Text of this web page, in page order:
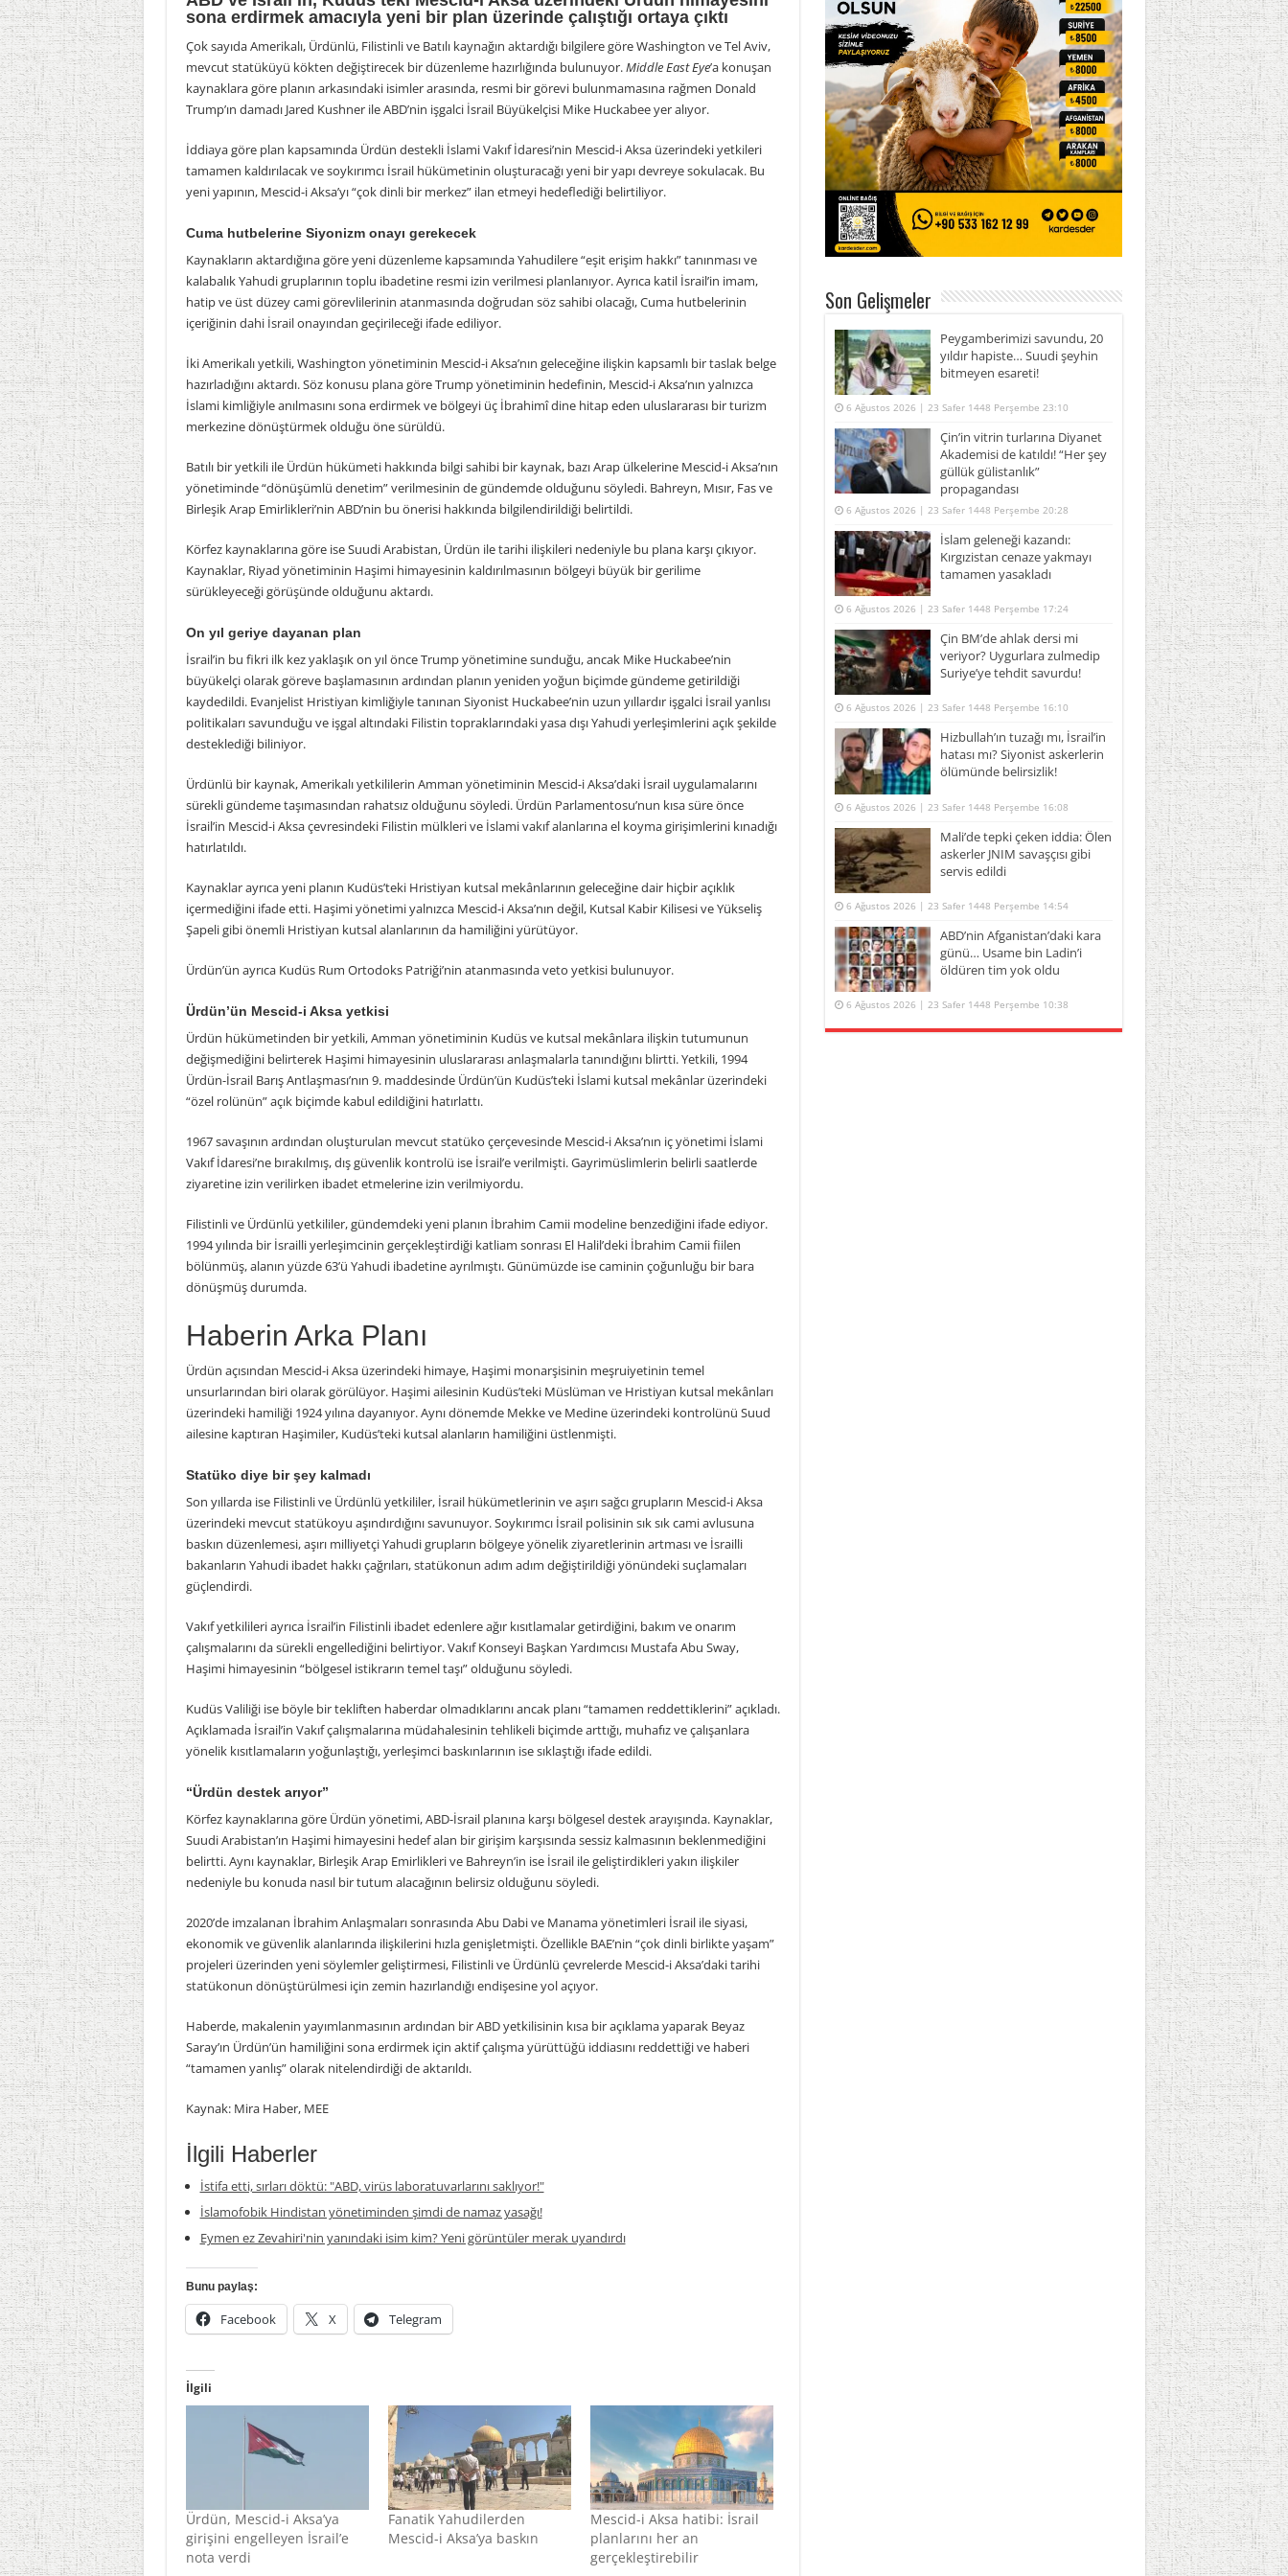
sona erdirmek amacıyla yeni bir plan üzerinde çalıştığı ortaya çıktı
Çok sayıda Amerikalı, Ürdünlü, Filistinli ve Batılı kaynağın aktardığı bilgilere göre Washington ve Tel Aviv,
mevcut statüküyü kökten değiştirecek bir düzenleme hazırlığında bulunuyor.Middle East Eye’a konuşan
kaynaklara göre planın arkasındaki isimler arasında, resmi bir görevi bulunmamasına rağmen Donald
Trump’ın damadı Jared Kushner ile ABD’nin işgalci İsrail Büyükelçisi Mike Huckabee yer alıyor.
İddiaya göre plan kapsamında Ürdün destekli İslami Vakıf İdaresi’nin Mescid-i Aksa üzerindeki yetkileri
tamamen kaldırılacak ve soykırımcı İsrail hükümetinin oluşturacağı yeni bir yapı devreye sokulacak. Bu
yeni yapının, Mescid-i Aksa’yı “çok dinli bir merkez” ilan etmeyi hedeflediği belirtiliyor.
Cuma hutbelerine Siyonizm onayı gerekecek
Kaynakların aktardığına göre yeni düzenleme kapsamında Yahudilere “eşit erişim hakkı” tanınması ve
kalabalık Yahudi gruplarının toplu ibadetine resmi izin verilmesi planlanıyor. Ayrıca katil İsrail’in imam,
hatip ve üst düzey cami görevlilerinin atanmasında doğrudan söz sahibi olacağı, Cuma hutbelerinin
içeriğinin dahi İsrail onayından geçirileceği ifade ediliyor.
İki Amerikalı yetkili, Washington yönetiminin Mescid-i Aksa’nın geleceğine ilişkin kapsamlı bir taslak belge
hazırladığını aktardı. Söz konusu plana göre Trump yönetiminin hedefinin, Mescid-i Aksa’nın yalnızca
İslami kimliğiyle anılmasını sona erdirmek ve bölgeyi üç İbrahimî dine hitap eden uluslararası bir turizm
merkezine dönüştürmek olduğu öne sürüldü.
Batılı bir yetkili ile Ürdün hükümeti hakkında bilgi sahibi bir kaynak, bazı Arap ülkelerine Mescid-i Aksa’nın
yönetiminde “dönüşümlü denetim” verilmesinin de gündemde olduğunu söyledi. Bahreyn, Mısır, Fas ve
Birleşik Arap Emirlikleri’nin ABD’nin bu önerisi hakkında bilgilendirildiği belirtildi.
Körfez kaynaklarına göre ise Suudi Arabistan, Ürdün ile tarihi ilişkileri nedeniyle bu plana karşı çıkıyor.
Kaynaklar, Riyad yönetiminin Haşimi himayesinin kaldırılmasının bölgeyi büyük bir gerilime
sürükleyeceği görüşünde olduğunu aktardı.
On yıl geriye dayanan plan
İsrail’in bu fikri ilk kez yaklaşık on yıl önce Trump yönetimine sunduğu, ancak Mike Huckabee’nin
büyükelçi olarak göreve başlamasının ardından planın yeniden yoğun biçimde gündeme getirildiği
kaydedildi. Evanjelist Hristiyan kimliğiyle tanınan Siyonist Huckabee’nin uzun yıllardır işgalci İsrail yanlısı
politikaları savunduğu ve işgal altındaki Filistin topraklarındaki yasa dışı Yahudi yerleşimlerini açık şekilde
desteklediği biliniyor.
Ürdünlü bir kaynak, Amerikalı yetkililerin Amman yönetiminin Mescid-i Aksa’daki İsrail uygulamalarını
sürekli gündeme taşımasından rahatsız olduğunu söyledi. Ürdün Parlamentosu’nun kısa süre önce
İsrail’in Mescid-i Aksa çevresindeki Filistin mülkleri ve İslami vakıf alanlarına el koyma girişimlerini kınadığı
hatırlatıldı.
Kaynaklar ayrıca yeni planın Kudüs’teki Hristiyan kutsal mekânlarının geleceğine dair hiçbir açıklık
içermediğini ifade etti. Haşimi yönetimi yalnızca Mescid-i Aksa’nın değil, Kutsal Kabir Kilisesi ve Yükseliş
Şapeli gibi önemli Hristiyan kutsal alanlarının da hamiliğini yürütüyor.
Ürdün’ün ayrıca Kudüs Rum Ortodoks Patriği’nin atanmasında veto yetkisi bulunuyor.
Ürdün’ün Mescid-i Aksa yetkisi
Ürdün hükümetinden bir yetkili, Amman yönetiminin Kudüs ve kutsal mekânlara ilişkin tutumunun
değişmediğini belirterek Haşimi himayesinin uluslararası anlaşmalarla tanındığını blirtti. Yetkili, 1994
Ürdün-İsrail Barış Antlaşması’nın 9. maddesinde Ürdün’ün Kudüs’teki İslami kutsal mekânlar üzerindeki
“özel rolünün” açık biçimde kabul edildiğini hatırlattı.
1967 savaşının ardından oluşturulan mevcut statüko çerçevesinde Mescid-i Aksa’nın iç yönetimi İslami
Vakıf İdaresi’ne bırakılmış, dış güvenlik kontrolü ise İsrail’e verilmişti. Gayrimüslimlerin belirli saatlerde
ziyaretine izin verilirken ibadet etmelerine izin verilmiyordu.
Filistinli ve Ürdünlü yetkililer, gündemdeki yeni planın İbrahim Camii modeline benzediğini ifade ediyor.
1994 yılında bir İsrailli yerleşimcinin gerçekleştirdiği katliam sonrası El Halil’deki İbrahim Camii fiilen
bölünmüş, alanın yüzde 63’ü Yahudi ibadetine ayrılmıştı. Günümüzde ise caminin çoğunluğu bir bara
dönüşmüş durumda.
Haberin Arka Planı
Ürdün açısından Mescid-i Aksa üzerindeki himaye, Haşimi monarşisinin meşruiyetinin temel
unsurlarından biri olarak görülüyor. Haşimi ailesinin Kudüs’teki Müslüman ve Hristiyan kutsal mekânları
üzerindeki hamiliği 1924 yılına dayanıyor. Aynı dönemde Mekke ve Medine üzerindeki kontrolünü Suud
ailesine kaptıran Haşimiler, Kudüs’teki kutsal alanların hamiliğini üstlenmişti.
Statüko diye bir şey kalmadı
Son yıllarda ise Filistinli ve Ürdünlü yetkililer, İsrail hükümetlerinin ve aşırı sağcı grupların Mescid-i Aksa
üzerindeki mevcut statükoyu aşındırdığını savunuyor. Soykırımcı İsrail polisinin sık sık cami avlusuna
baskın düzenlemesi, aşırı milliyetçi Yahudi grupların bölgeye yönelik ziyaretlerinin artması ve İsrailli
bakanların Yahudi ibadet hakkı çağrıları, statükonun adım adım değiştirildiği yönündeki suçlamaları
güçlendirdi.
Vakıf yetkilileri ayrıca İsrail’in Filistinli ibadet edenlere ağır kısıtlamalar getirdiğini, bakım ve onarım
çalışmalarını da sürekli engellediğini belirtiyor. Vakıf Konseyi Başkan Yardımcısı Mustafa Abu Sway,
Haşimi himayesinin “bölgesel istikrarın temel taşı” olduğunu söyledi.
Kudüs Valiliği ise böyle bir tekliften haberdar olmadıklarını ancak planı “tamamen reddettiklerini” açıkladı.
Açıklamada İsrail’in Vakıf çalışmalarına müdahalesinin tehlikeli biçimde arttığı, muhafız ve çalışanlara
yönelik kısıtlamaların yoğunlaştığı, yerleşimci baskınlarının ise sıklaştığı ifade edildi.
“Ürdün destek arıyor”
Körfez kaynaklarına göre Ürdün yönetimi, ABD-İsrail planına karşı bölgesel destek arayışında. Kaynaklar,
Suudi Arabistan’ın Haşimi himayesini hedef alan bir girişim karşısında sessiz kalmasının beklenmediğini
belirtti. Aynı kaynaklar, Birleşik Arap Emirlikleri ve Bahreyn’in ise İsrail ile geliştirdikleri yakın ilişkiler
nedeniyle bu konuda nasıl bir tutum alacağının belirsiz olduğunu söyledi.
2020’de imzalanan İbrahim Anlaşmaları sonrasında Abu Dabi ve Manama yönetimleri İsrail ile siyasi,
ekonomik ve güvenlik alanlarında ilişkilerini hızla genişletmişti. Özellikle BAE’nin “çok dinli birlikte yaşam”
projeleri üzerinden yeni söylemler geliştirmesi, Filistinli ve Ürdünlü çevrelerde Mescid-i Aksa’daki tarihi
statükonun dönüştürülmesi için zemin hazırlandığı endişesine yol açıyor.
Haberde, makalenin yayımlanmasının ardından bir ABD yetkilisinin kısa bir açıklama yaparak Beyaz
Saray’ın Ürdün’ün hamiliğini sona erdirmek için aktif çalışma yürüttüğü iddiasını reddettiği ve haberi
“tamamen yanlış” olarak nitelendirdiği de aktarıldı.
Kaynak: Mira Haber, MEE
İlgili Haberler
İstifa etti, sırları döktü: "ABD, virüs laboratuvarlarını saklıyor!"
İslamofobik Hindistan yönetiminden şimdi de namaz yasağı!
Eymen ez Zevahiri'nin yanındaki isim kim? Yeni görüntüler merak uyandırdı
Bunu paylaş:
Facebook X Telegram
İlgili
Ürdün, Mescid-i Aksa’ya
girişini engelleyen İsrail’e
nota verdi
Fanatik Yahudilerden
Mescid-i Aksa’ya baskın
Mescid-i Aksa hatibi: İsrail
planlarını her an
gerçekleştirebilir
Son Gelişmeler
Peygamberimizi savundu, 20
yıldır hapiste… Suudi şeyhin
bitmeyen esareti!
6 Ağustos 2026 | 23 Safer 1448 Perşembe 23:10
Çin’in vitrin turlarına Diyanet
Akademisi de katıldı! “Her şey
güllük gülistanlık”
propagandası
6 Ağustos 2026 | 23 Safer 1448 Perşembe 20:28
İslam geleneği kazandı:
Kırgızistan cenaze yakmayı
tamamen yasakladı
6 Ağustos 2026 | 23 Safer 1448 Perşembe 17:24
Çin BM’de ahlak dersi mi
veriyor? Uygurlara zulmedip
Suriye’ye tehdit savurdu!
6 Ağustos 2026 | 23 Safer 1448 Perşembe 16:10
Hizbullah’ın tuzağı mı, İsrail’in
hatası mı? Siyonist askerlerin
ölümünde belirsizlik!
6 Ağustos 2026 | 23 Safer 1448 Perşembe 16:08
Mali’de tepki çeken iddia: Ölen
askerler JNIM savaşçısı gibi
servis edildi
6 Ağustos 2026 | 23 Safer 1448 Perşembe 14:54
ABD’nin Afganistan’daki kara
günü… Usame bin Ladin’i
öldüren tim yok oldu
6 Ağustos 2026 | 23 Safer 1448 Perşembe 10:38